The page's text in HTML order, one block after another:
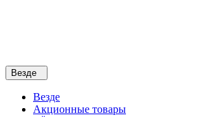
Везде
Везде
Акционные товары